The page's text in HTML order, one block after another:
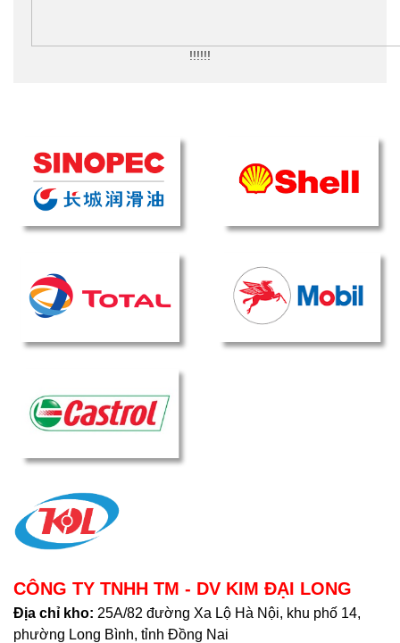
!!!!!!
CÔNG TY TNHH TM - DV KIM ĐẠI LONG
Địa chỉ kho: 25A/82 đường Xa Lộ Hà Nội, khu phố 14,
phường Long Bình, tỉnh Đồng Nai